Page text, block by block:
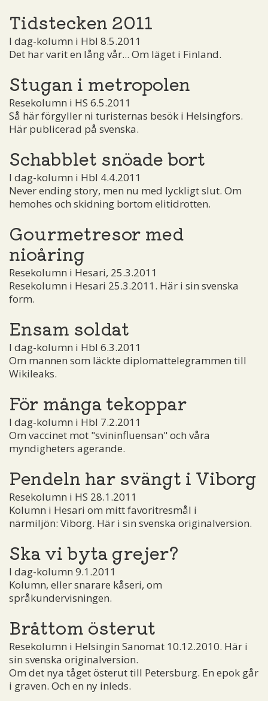
Tidstecken 2011
I dag-kolumn i Hbl 8.5.2011
Det har varit en lång vår... Om läget i Finland.
Stugan i metropolen
Resekolumn i HS 6.5.2011
Så här förgyller ni turisternas besök i Helsingfors.
Här publicerad på svenska.
Schabblet snöade bort
I dag-kolumn i Hbl 4.4.2011
Never ending story, men nu med lyckligt slut. Om
hemohes och skidning bortom elitidrotten.
Gourmetresor med
nioåring
Resekolumn i Hesari, 25.3.2011
Resekolumn i Hesari 25.3.2011. Här i sin svenska
form.
Ensam soldat
I dag-kolumn i Hbl 6.3.2011
Om mannen som läckte diplomattelegrammen till
Wikileaks.
För många tekoppar
I dag-kolumn i Hbl 7.2.2011
Om vaccinet mot "svininfluensan" och våra
myndigheters agerande.
Pendeln har svängt i Viborg
Resekolumn i HS 28.1.2011
Kolumn i Hesari om mitt favoritresmål i
närmiljön: Viborg. Här i sin svenska originalversion.
Ska vi byta grejer?
I dag-kolumn 9.1.2011
Kolumn, eller snarare kåseri, om
språkundervisningen.
Bråttom österut
Resekolumn i Helsingin Sanomat 10.12.2010. Här i
sin svenska originalversion.
Om det nya tåget österut till Petersburg. En epok går
i graven. Och en ny inleds.